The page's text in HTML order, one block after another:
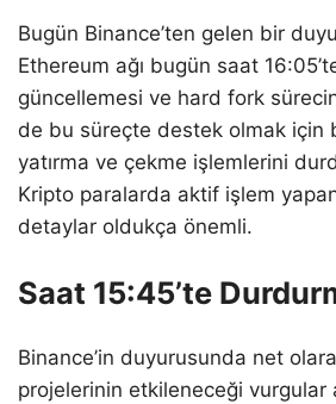
Bugün Binance’ten gelen bir
Ethereum ağı bugün saat
güncellemesi ve hard fork
de bu süreçte destek olmak için
yatırma ve çekme işlemlerini
Kripto paralarda aktif işlem
detaylar oldukça önemli.
Saat 15:45’te
Binance’in duyurusunda net
projelerinin etkileneceği vurgular